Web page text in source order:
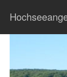
Hauptinhalt